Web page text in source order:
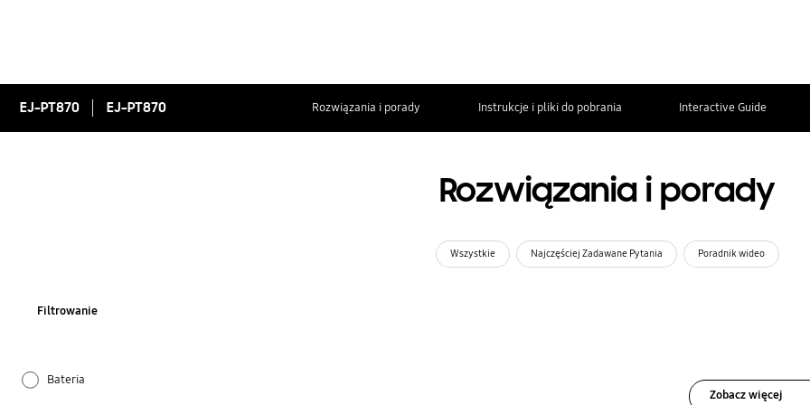
EJ-PT870 EJ-PT870 Rozwiązania i porady Instrukcje i pliki do pobrania Interactive Guide
Rozwiązania i porady
Wszystkie Najczęściej Zadawane Pytania Poradnik wideo
Filtrowanie
Bateria
Zobacz więcej